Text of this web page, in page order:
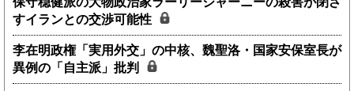
すイランとの交渉可能性
李在明政権「実用外交」の中核、魏聖洛・国家安保室長が
異例の「自主派」批判